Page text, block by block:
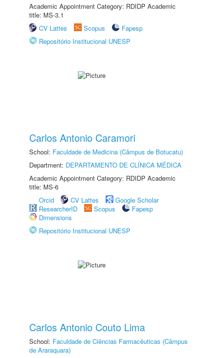
Academic Appointment Category: RDIDP Academic
title: MS-3.1
CV Lattes
Scopus
Fapesp
Repositório Institucional UNESP
Carlos Antonio Caramori
School: Faculdade de Medicina (Câmpus de Botucatu)
Department: DEPARTAMENTO DE CLÍNICA MÉDICA
Academic Appointment Category: RDIDP Academic
title: MS-6
Orcid
CV Lattes
Google Scholar
ResearcherID
Scopus
Fapesp
Dimensions
Repositório Institucional UNESP
Carlos Antonio Couto Lima
School: Faculdade de Ciências Farmacêuticas (Câmpus
de Araraquara)